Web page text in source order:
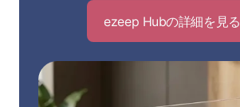
ezeep Hubの詳細を見る